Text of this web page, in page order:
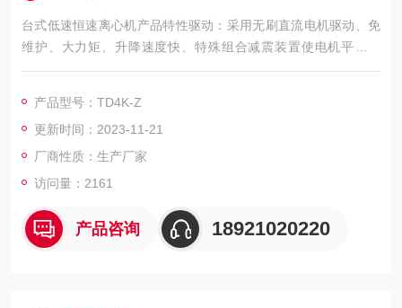
台式低速恒速离心机产品特性驱动：采用无刷直流电机驱动、免
维护、大力矩、升降速度快、特殊组合减震装置使电机平稳运
行，震动小、噪音低、满足环保要求。
产品型号：TD4K-Z
更新时间：2023-11-21
厂商性质：生产厂家
访问量：2161
产品咨询 18921020220